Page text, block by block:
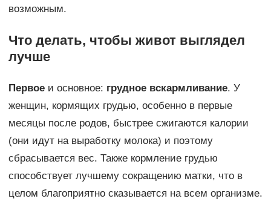
возможным.
Что делать, чтобы живот выглядел
лучше
Первоеи основное: грудное вскармливание. У
женщин, кормящих грудью, особенно в первые
месяцы после родов, быстрее сжигаются калории
(они идут на выработку молока) и поэтому
сбрасывается вес. Также кормление грудью
способствует лучшему сокращению матки, что в
целом благоприятно сказывается на всем организме.